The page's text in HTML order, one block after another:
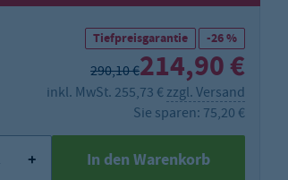
Tiefpreisgarantie -26 %
290,10 €214,90 €
inkl. MwSt. 255,73 € zzgl. Versand
Sie sparen: 75,20 €
In den Warenkorb